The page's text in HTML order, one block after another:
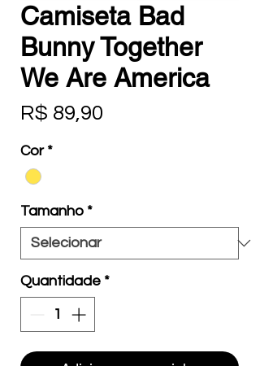
Camiseta Bad
Bunny Together
We Are America
R$ 89,90
Cor *
Tamanho *
Quantidade *